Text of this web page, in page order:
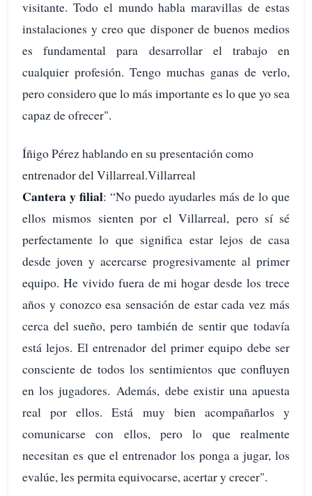
visitante. Todo el mundo habla maravillas de estas
instalaciones y creo que disponer de buenos medios
es fundamental para desarrollar el trabajo en
cualquier profesión. Tengo muchas ganas de verlo,
pero considero que lo más importante es lo que yo sea
capaz de ofrecer".
Íñigo Pérez hablando en su presentación como
entrenador del Villarreal.Villarreal
Cantera y filial: “No puedo ayudarles más de lo que
ellos mismos sienten por el Villarreal, pero sí sé
perfectamente lo que significa estar lejos de casa
desde joven y acercarse progresivamente al primer
equipo. He vivido fuera de mi hogar desde los trece
años y conozco esa sensación de estar cada vez más
cerca del sueño, pero también de sentir que todavía
está lejos. El entrenador del primer equipo debe ser
consciente de todos los sentimientos que confluyen
en los jugadores. Además, debe existir una apuesta
real por ellos. Está muy bien acompañarlos y
comunicarse con ellos, pero lo que realmente
necesitan es que el entrenador los ponga a jugar, los
evalúe, les permita equivocarse, acertar y crecer".